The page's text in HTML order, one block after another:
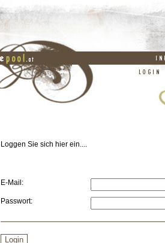
Loggen Sie sich hier ein....
E-Mail:
Passwort: